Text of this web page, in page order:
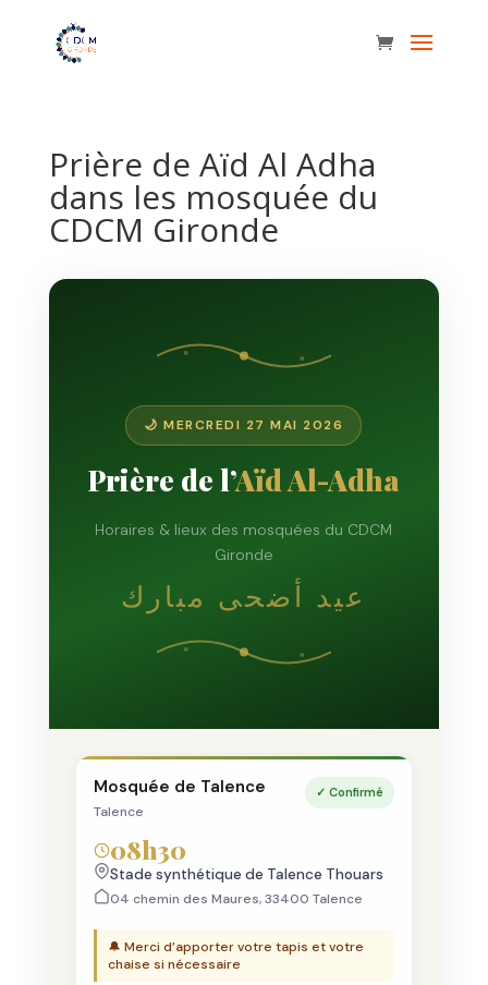
Prière de Aïd Al Adha
dans les mosquée du
CDCM Gironde
🌙 MERCREDI 27 MAI 2026
Prière de l’Aïd Al-Adha
Horaires & lieux des mosquées du CDCM
Gironde
عيد أضحى مبارك
Mosquée de Talence
Talence
✓ Confirmé
08h30
Stade synthétique de Talence Thouars
04 chemin des Maures, 33400 Talence
🔔 Merci d’apporter votre tapis et votre
chaise si nécessaire